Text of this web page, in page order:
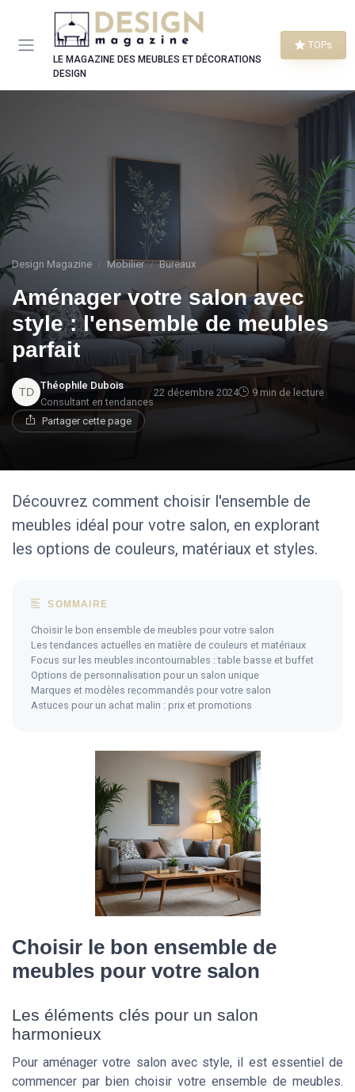
LE MAGAZINE DES MEUBLES ET DÉCORATIONS
DESIGN
TOPs
Design Magazine Mobilier Bureaux
Aménager votre salon avec
style : l'ensemble de meubles
parfait
Théophile Dubois
Consultant en tendances
22 décembre 2024 9 min de lecture
Partager cette page
Découvrez comment choisir l'ensemble de
meubles idéal pour votre salon, en explorant
les options de couleurs, matériaux et styles.
SOMMAIRE
Choisir le bon ensemble de meubles pour votre salon
Les tendances actuelles en matière de couleurs et matériaux
Focus sur les meubles incontournables : table basse et buffet
Options de personnalisation pour un salon unique
Marques et modèles recommandés pour votre salon
Astuces pour un achat malin : prix et promotions
Choisir le bon ensemble de
meubles pour votre salon
Les éléments clés pour un salon
harmonieux
Pour aménager votre salon avec style, il est essentiel de
commencer par bien choisir votre ensemble de meubles.
Panneau de gestion des cookies